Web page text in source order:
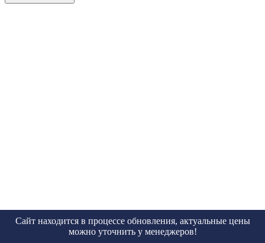
Сайт находится в процессе обновления, актуальные цены
можно уточнить у менеджеров!